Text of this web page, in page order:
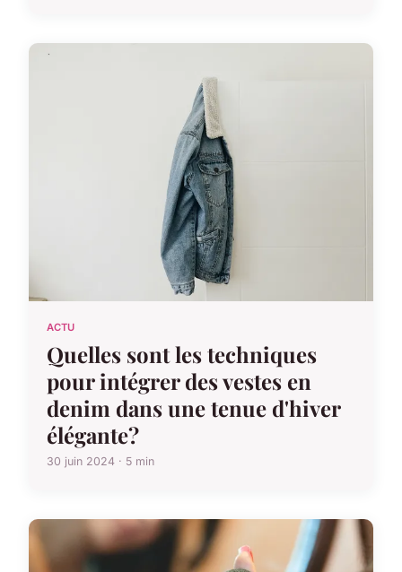
ACTU
Quelles sont les techniques
pour intégrer des vestes en
denim dans une tenue d'hiver
élégante?
30 juin 2024 · 5 min